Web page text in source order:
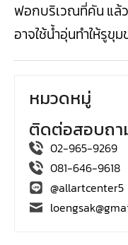
หมวดหมู่
ติดต่อสอบถา
02-965-9269
081-646-9618
@allartcenter5
ฟอกบริเวณที่คัน แล้ว
อาจใช้น้ำอุ่นทำให้รูขุ